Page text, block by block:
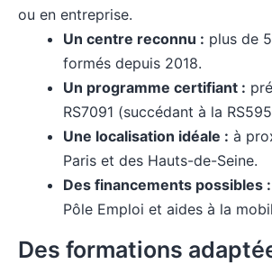
ou en entreprise.
Un centre reconnu : plus de
formés depuis 2018.
Un programme certifiant :
RS7091 (succédant à la
Une localisation idéale : à
Paris et des Hauts-de-Seine.
Des financements possibles :
Pôle Emploi et aides à la
Des formations